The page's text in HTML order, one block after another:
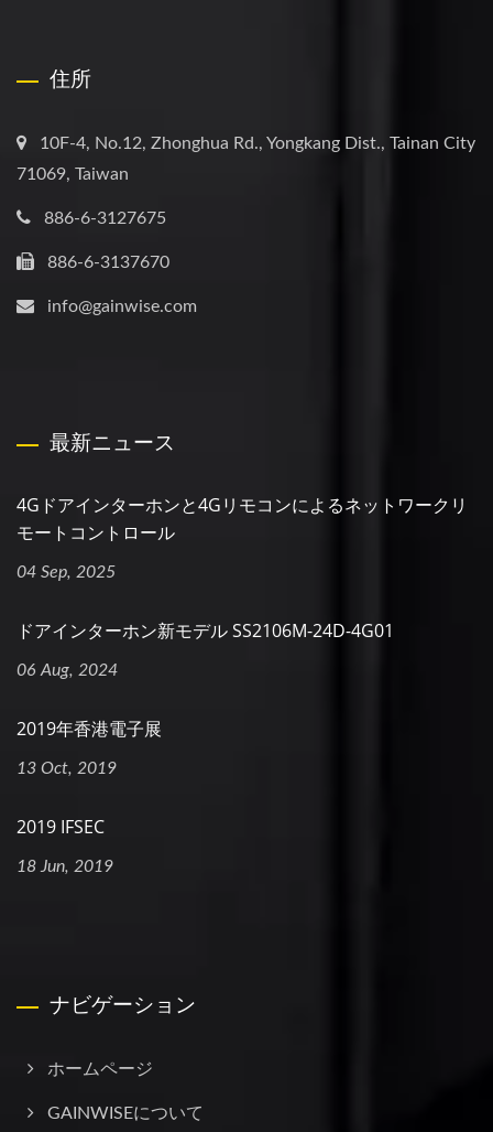
住所
10F-4, No.12, Zhonghua Rd., Yongkang Dist., Tainan City
71069, Taiwan
886-6-3127675
886-6-3137670
info@gainwise.com
最新ニュース
4Gドアインターホンと4Gリモコンによるネットワークリ
モートコントロール
04 Sep, 2025
ドアインターホン新モデル SS2106M-24D-4G01
06 Aug, 2024
2019年香港電子展
13 Oct, 2019
2019 IFSEC
18 Jun, 2019
ナビゲーション
ホームページ
GAINWISEについて